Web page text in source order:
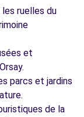
les ruelles du
et
parcs et jardins
de la